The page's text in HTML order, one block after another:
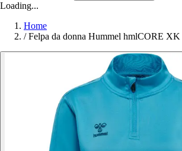
Loading...
Home
/ Felpa da donna Hummel hmlCORE XK